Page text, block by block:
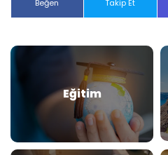
Beğen Takip Et
Eğitim